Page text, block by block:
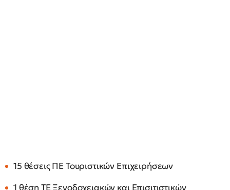
15 θέσεις ΠΕ Τουριστικών Επιχειρήσεων
1 θέση ΤΕ Ξενοδοχειακών και Επισιτιστικών